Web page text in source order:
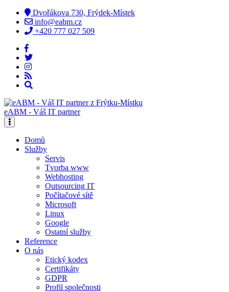
Dvořákova 730, Frýdek-Místek
info@eabm.cz
+420 777 027 509
eABM - Váš IT partner
Domů
Služby
Servis
Tvorba www
Webhosting
Outsourcing IT
Počítačové sítě
Microsoft
Linux
Google
Ostatní služby
Reference
O nás
Etický kodex
Certifikáty
GDPR
Profil společnosti